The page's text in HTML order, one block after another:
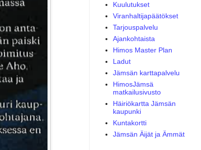
Kuulutukset
Viranhaltijapäätökset
Tarjouspalvelu
Ajankohtaista
Himos Master Plan
Ladut
Jämsän karttapalvelu
HimosJämsä
matkailusivusto
Häiriökartta Jämsän
kaupunki
Kuntakortti
Jämsän Äijät ja Ämmät